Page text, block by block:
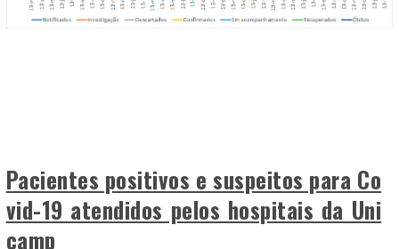
Pacientes positivos e suspeitos para Co
vid-19 atendidos pelos hospitais da Uni
camp